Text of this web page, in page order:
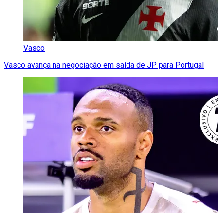
Vasco
Vasco avança na negociação em saída de JP para Portugal